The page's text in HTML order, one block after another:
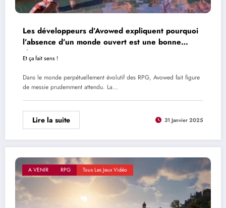
Les développeurs d’Avowed expliquent pourquoi
l’absence d’un monde ouvert est une bonne
chose
Et ça fait sens !
Dans le monde perpétuellement évolutif des RPG, Avowed fait figure
de messie prudemment attendu. La…
Lire la suite 31 Janvier 2025
A VENIR RPG Tous Les Jeux Vidéo